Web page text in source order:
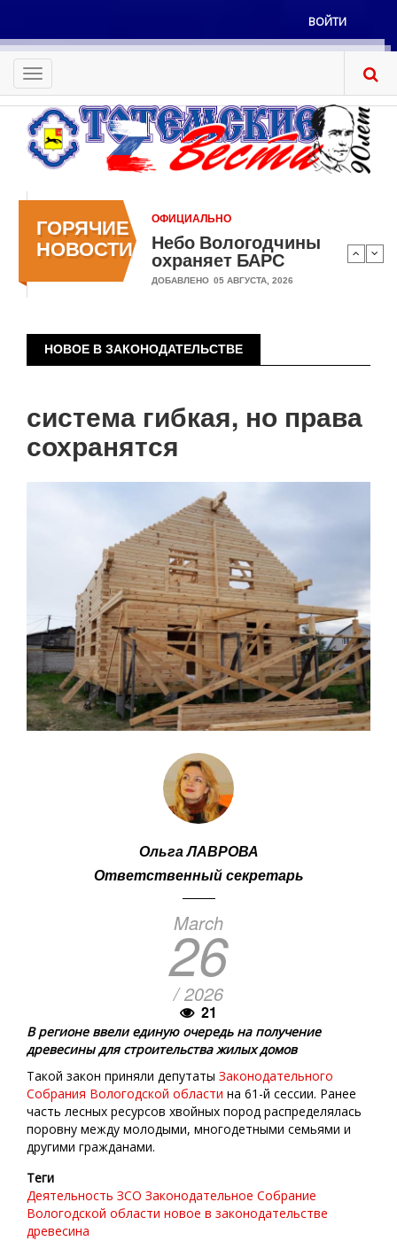
основному
содержанию
Меню
учётной
записи
пользователя
ВОЙТИ
Toggle
navigation
ГОРЯЧИЕ
НОВОСТИ
ОФИЦИАЛЬНО
Небо Вологодчины
охраняет БАРС
ДОБАВЛЕНО 05 АВГУСТА, 2026
НОВОЕ В ЗАКОНОДАТЕЛЬСТВЕ
система гибкая, но права
сохранятся
Ольга ЛАВРОВА
Ответственный секретарь
March
26
/ 2026
21
В регионе ввели единую очередь на получение
древесины для строительства жилых домов
Такой закон приняли депутаты Законодательного
Собрания Вологодской области на 61-й сессии. Ранее
часть лесных ресурсов хвойных пород распределялась
поровну между молодыми, многодетными семьями и
другими гражданами.
Теги
Деятельность ЗСО Законодательное Собрание
Вологодской области новое в законодательстве
древесина
страниц